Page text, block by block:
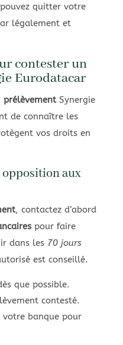
quitter votre
légalement et
contester un
Eurodatacar
prélèvementSynergie
de connaître les
vos droits en
aux
, contactez d’abord
pour faire
dans les 70 jours
est conseillé.
que possible.
contesté.
votre banque pour